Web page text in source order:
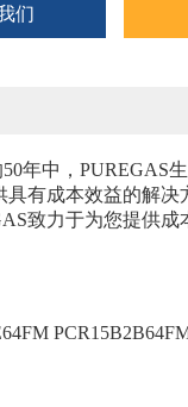
们
年中，PUREGAS
有成本效益的解
致力于为您提供